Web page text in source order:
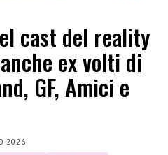
cast del reality
ex volti di
GF, Amici e
2026